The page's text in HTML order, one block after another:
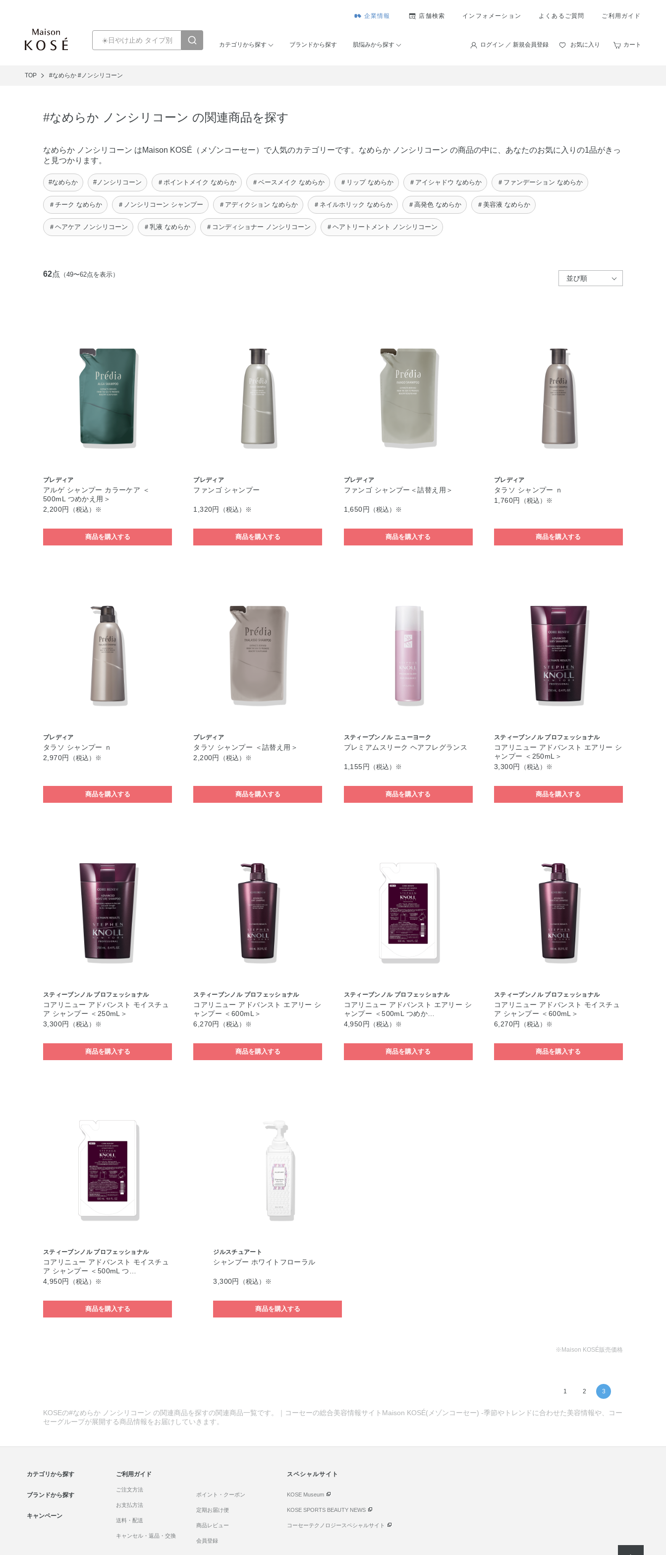
企業情報 店舗検索 インフォメーション よくあるご質問 ご利用ガイド
カテゴリから探す ブランドから探す 肌悩みから探す ログイン ／ 新規会員登録 お気に入り カート
TOP #なめらか #ノンシリコーン
#なめらか ノンシリコーン の関連商品を探す
なめらか ノンシリコーン はMaison KOSÉ（メゾンコーセー）で人気のカテゴリーです。なめらか ノンシリコーン の商品の中に、あなたのお気に入りの1品がきっ
と見つかります。
#なめらか #ノンシリコーン ＃ポイントメイク なめらか ＃ベースメイク なめらか ＃リップ なめらか ＃アイシャドウ なめらか ＃ファンデーション なめらか
＃チーク なめらか ＃ノンシリコーン シャンプー ＃アディクション なめらか ＃ネイルホリック なめらか ＃高発色 なめらか ＃美容液 なめらか
＃ヘアケア ノンシリコーン ＃乳液 なめらか ＃コンディショナー ノンシリコーン ＃ヘアトリートメント ノンシリコーン
62点 （49〜62点を表示）
プレディア
アルゲ シャンプー カラーケア ＜
500mL つめかえ用＞
2,200円
（税込）※
商品を購入する
プレディア
ファンゴ シャンプー
1,320円 （税込）※
商品を購入する
プレディア
ファンゴ シャンプー＜詰替え用＞
1,650円 （税込）※
商品を購入する
プレディア
タラソ シャンプー ｎ
1,760円
（税込）※
商品を購入する
プレディア
タラソ シャンプー ｎ
2,970円
（税込）※
商品を購入する
プレディア
タラソ シャンプー ＜詰替え用＞
2,200円
（税込）※
商品を購入する
スティーブンノル ニューヨーク
プレミアムスリーク ヘアフレグランス
1,155円 （税込）※
商品を購入する
スティーブンノル プロフェッショナル
コアリニュー アドバンスト エアリー シ
ャンプー ＜250mL＞
3,300円
（税込）※
商品を購入する
スティーブンノル プロフェッショナル
コアリニュー アドバンスト モイスチュ
ア シャンプー ＜250mL＞
3,300円
（税込）※
商品を購入する
スティーブンノル プロフェッショナル
コアリニュー アドバンスト エアリー シ
ャンプー ＜600mL＞
6,270円
（税込）※
商品を購入する
スティーブンノル プロフェッショナル
コアリニュー アドバンスト エアリー シ
ャンプー ＜500mL つめか…
4,950円
（税込）※
商品を購入する
スティーブンノル プロフェッショナル
コアリニュー アドバンスト モイスチュ
ア シャンプー ＜600mL＞
6,270円
（税込）※
商品を購入する
スティーブンノル プロフェッショナル
コアリニュー アドバンスト モイスチュ
ア シャンプー ＜500mL つ…
4,950円
（税込）※
商品を購入する
ジルスチュアート
シャンプー ホワイトフローラル
3,300円 （税込）※
商品を購入する
※Maison KOSÉ販売価格
1 2 3
KOSEの#なめらか ノンシリコーン の関連商品を探すの関連商品一覧です。｜コーセーの総合美容情報サイトMaison KOSÉ(メゾンコーセー) -季節やトレンドに合わせた美容情報や、コー
セーグループが展開する商品情報をお届けしていきます。
カテゴリから探す
ブランドから探す
キャンペーン
ご利用ガイド
ご注文方法
お支払方法
送料・配送
キャンセル・返品・交換
ポイント・クーポン
定期お届け便
商品レビュー
会員登録
スペシャルサイト
KOSE Museum
KOSE SPORTS BEAUTY NEWS
コーセーテクノロジースペシャルサイト